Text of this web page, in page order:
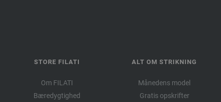
STORE FILATI
Om FILATI
Bæredygtighed
ALT OM STRIKNING
Månedens model
Gratis opskrifter